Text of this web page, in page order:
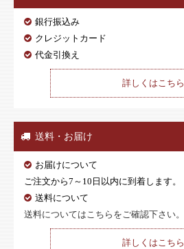
銀行振込み
クレジットカード
代金引換え
詳しくはこちら
送料・お届け
お届けについて
ご注文から7～10日以内に到着します。
送料について
送料についてはこちらをご確認下さい。
詳しくはこちら